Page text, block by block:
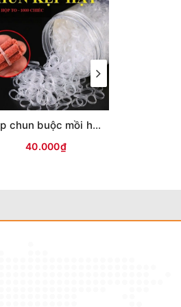
Hộp chun buộc mồi hạt (Cỡ dây to #13mm)
40.000₫